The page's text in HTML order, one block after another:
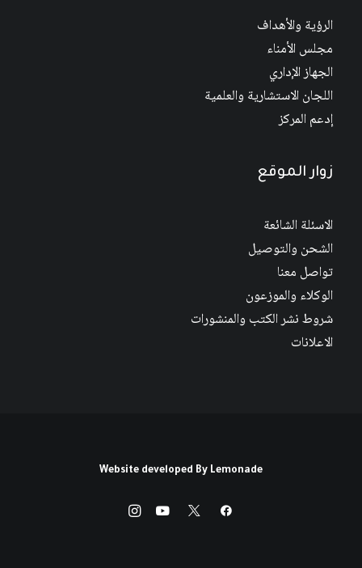
الرؤية والأهداف
مجلس الأمناء
الجهاز الإداري
اللجان الاستشارية والعلمية
إدعم المركز
زوار الموقع
الاسئلة الشائعة
الشحن والتوصيل
تواصل معنا
الوكلاء والموزعون
شروط نشر الكتب والمنشورات
الاعلانات
Website developed By Lemonade